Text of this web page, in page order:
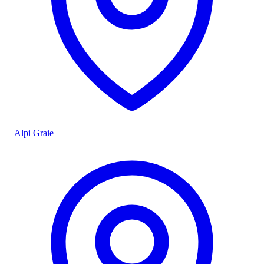
Alpi Graie